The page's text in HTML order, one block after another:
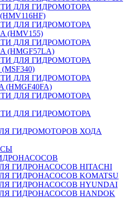
ДЛЯ ГИДРОМОТОРА
ДЛЯ ГИДРОМОТОРА
(HMV155)
ДЛЯ ГИДРОМОТОРА
(HMGF57LA)
ДЛЯ ГИДРОМОТОРА
ДЛЯ ГИДРОМОТОРА
(HMGF40FA)
ДЛЯ ГИДРОМОТОРА
ДЛЯ ГИДРОМОТОРА
ГИДРОМОТОРОВ ХОДА
ГИДРОНАСОСОВ HITACHI
ГИДРОНАСОСОВ KOMATSU
ГИДРОНАСОСОВ HYUNDAI
ГИДРОНАСОСОВ HANDOK